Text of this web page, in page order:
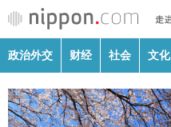
政治外交 财经 社会 文化